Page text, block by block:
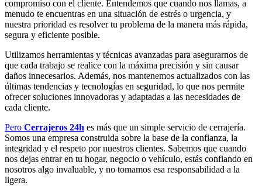
compromiso con el cliente. Entendemos que cuando nos llamas, a
menudo te encuentras en una situación de estrés o urgencia, y
nuestra prioridad es resolver tu problema de la manera más rápida,
segura y eficiente posible.
Utilizamos herramientas y técnicas avanzadas para asegurarnos de
que cada trabajo se realice con la máxima precisión y sin causar
daños innecesarios. Además, nos mantenemos actualizados con las
últimas tendencias y tecnologías en seguridad, lo que nos permite
ofrecer soluciones innovadoras y adaptadas a las necesidades de
cada cliente.
Pero Cerrajeros 24h es más que un simple servicio de cerrajería.
Somos una empresa construida sobre la base de la confianza, la
integridad y el respeto por nuestros clientes. Sabemos que cuando
nos dejas entrar en tu hogar, negocio o vehículo, estás confiando en
nosotros algo invaluable, y no tomamos esa responsabilidad a la
ligera.